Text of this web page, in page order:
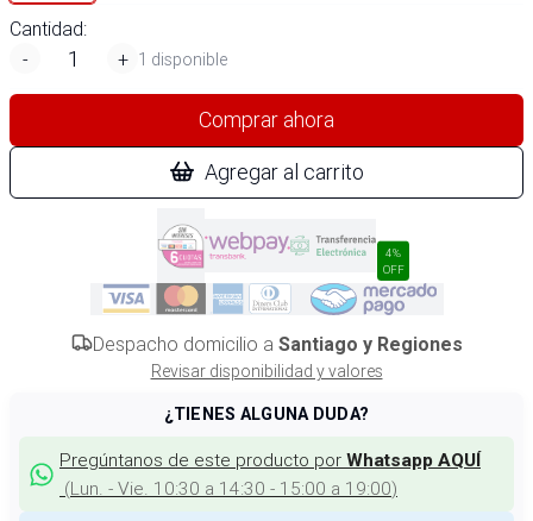
Cantidad:
-
+ 1 disponible
Comprar ahora
Agregar al carrito
4%
OFF
Despacho domicilio a Santiago y Regiones
Revisar disponibilidad y valores
¿TIENES ALGUNA DUDA?
Pregúntanos de este producto por Whatsapp AQUÍ
(Lun. - Vie. 10:30 a 14:30 - 15:00 a 19:00)